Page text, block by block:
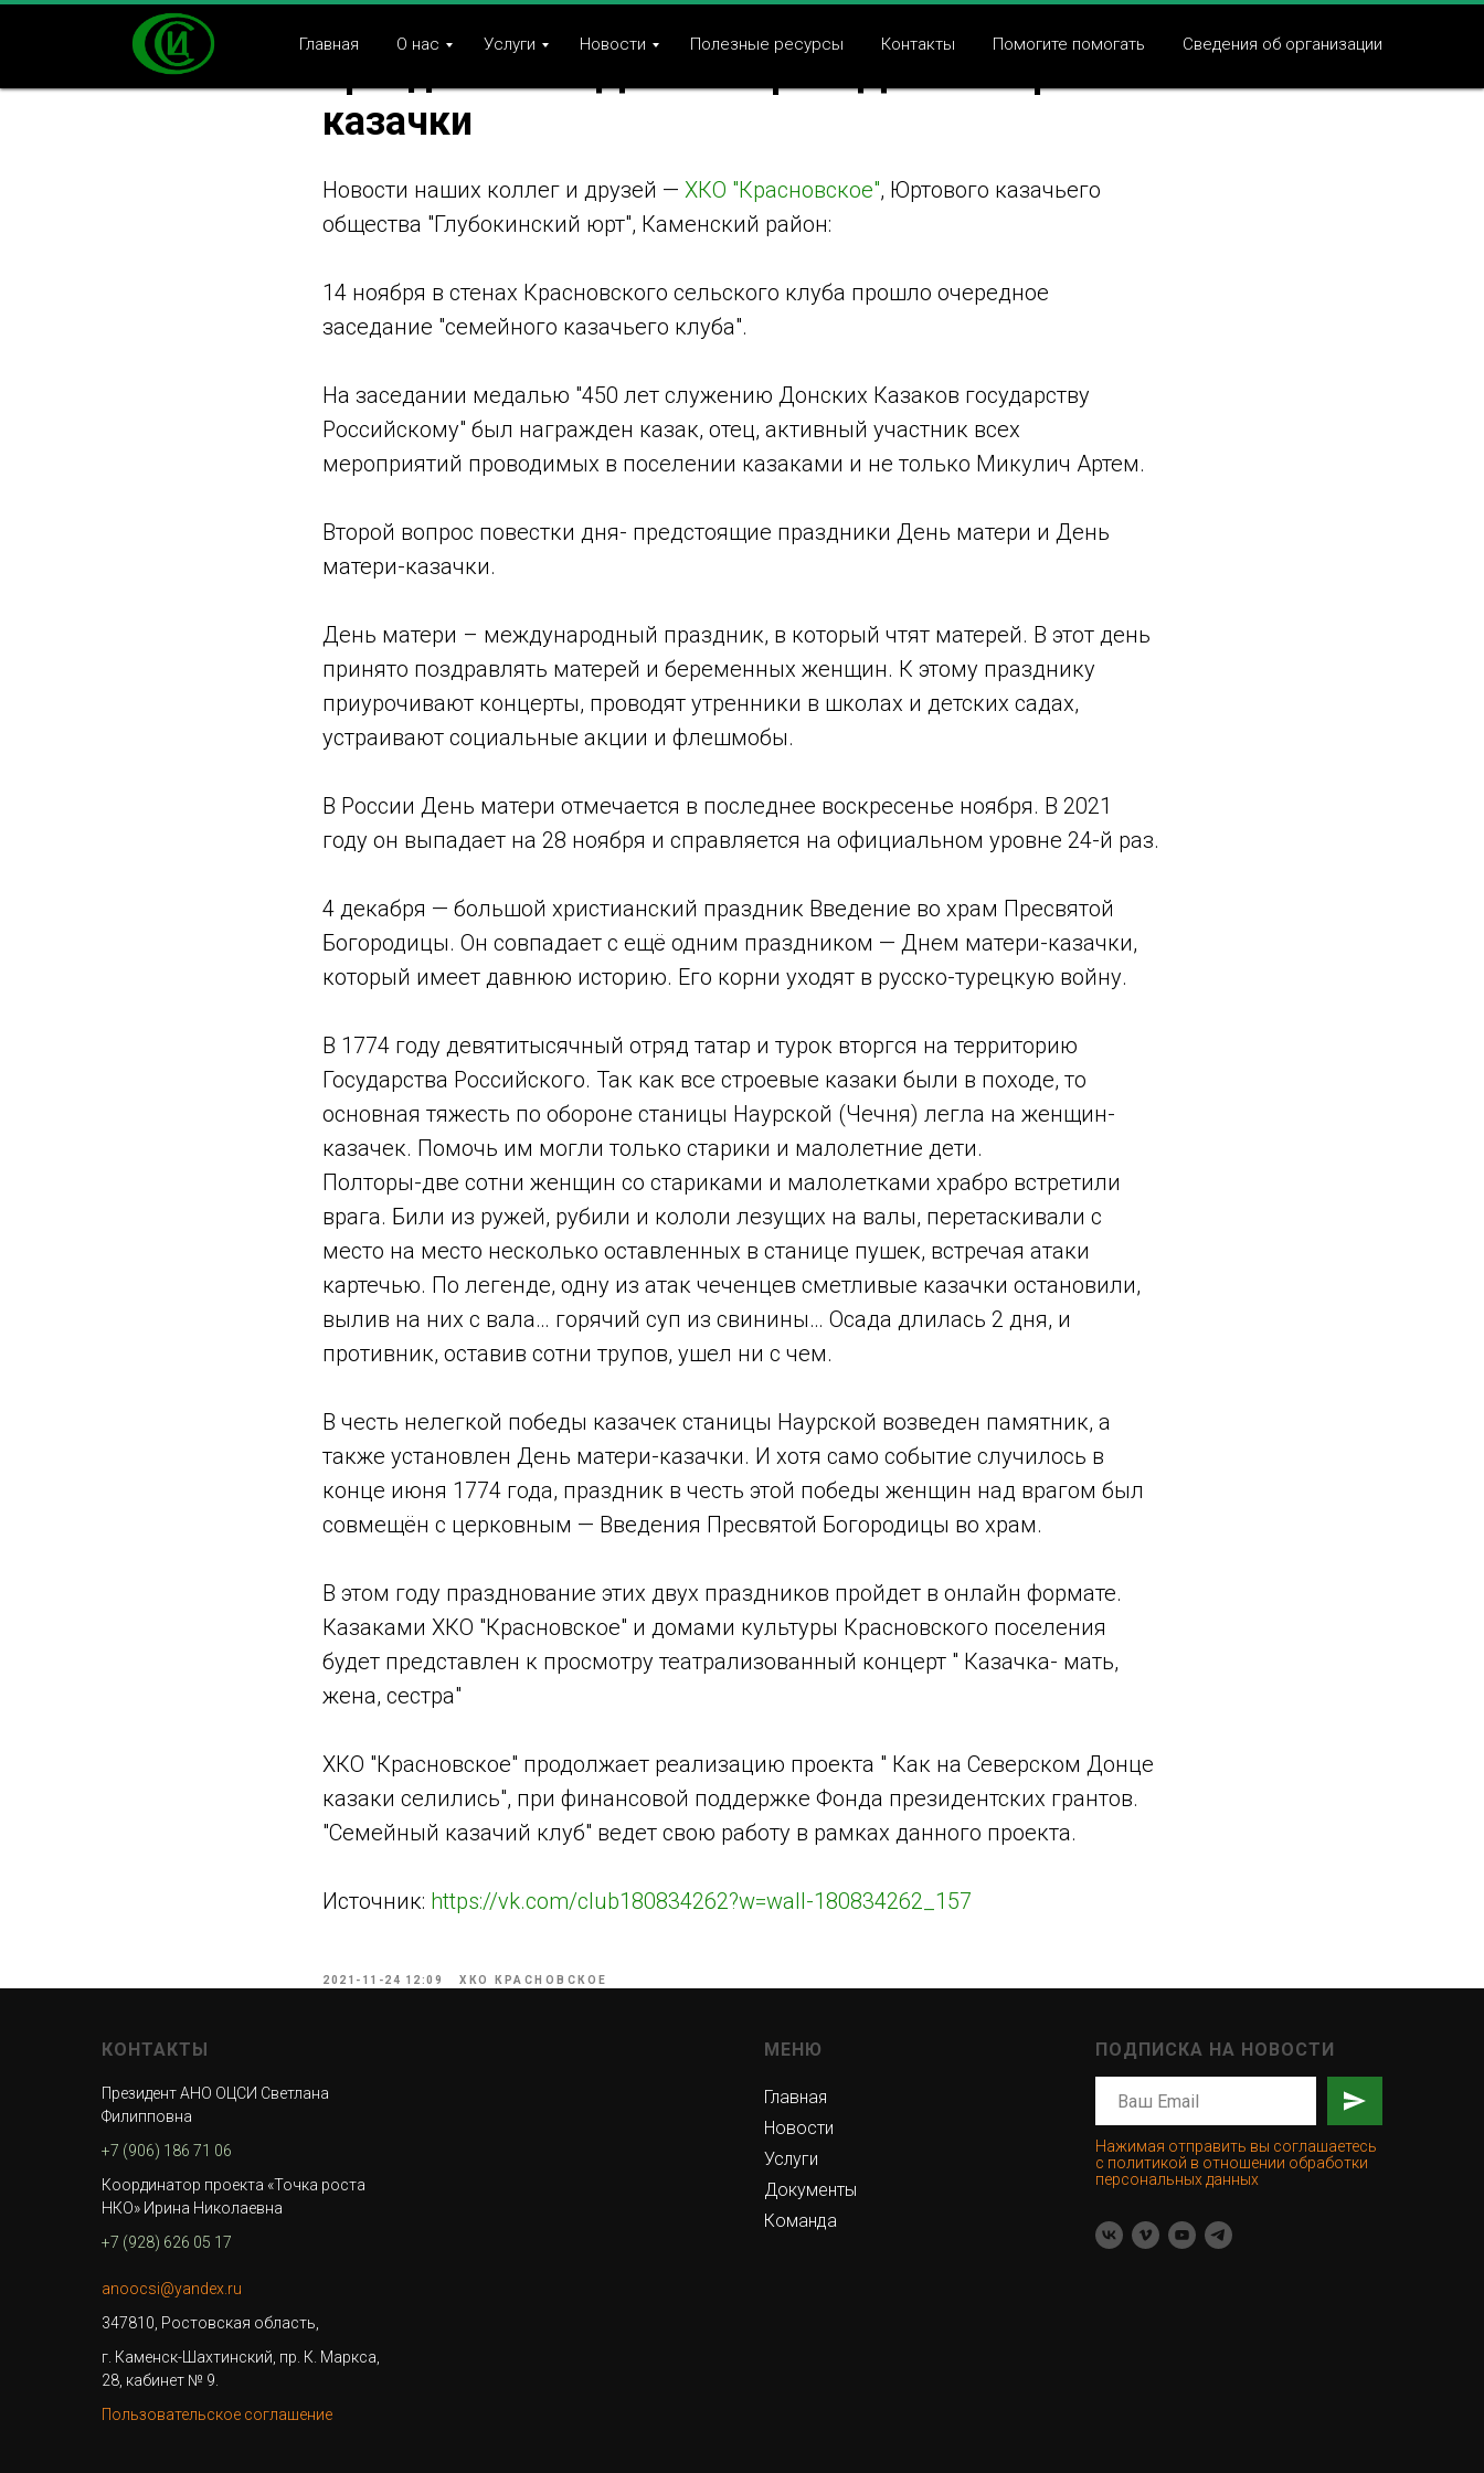
Главная О нас Услуги Новости Полезные ресурсы Контакты Помогите помогать Сведения об организации
казачки
Новости наших коллег и друзей — ХКО "Красновское", Юртового казачьего
общества "Глубокинский юрт", Каменский район:
14 ноября в стенах Красновского сельского клуба прошло очередное
заседание "семейного казачьего клуба".
На заседании медалью "450 лет служению Донских Казаков государству
Российскому" был награжден казак, отец, активный участник всех
мероприятий проводимых в поселении казаками и не только Микулич Артем.
Второй вопрос повестки дня- предстоящие праздники День матери и День
матери-казачки.
День матери – международный праздник, в который чтят матерей. В этот день
принято поздравлять матерей и беременных женщин. К этому празднику
приурочивают концерты, проводят утренники в школах и детских садах,
устраивают социальные акции и флешмобы.
В России День матери отмечается в последнее воскресенье ноября. В 2021
году он выпадает на 28 ноября и справляется на официальном уровне 24-й раз.
4 декабря — большой христианский праздник Введение во храм Пресвятой
Богородицы. Он совпадает с ещё одним праздником — Днем матери-казачки,
который имеет давнюю историю. Его корни уходят в русско-турецкую войну.
В 1774 году девятитысячный отряд татар и турок вторгся на территорию
Государства Российского. Так как все строевые казаки были в походе, то
основная тяжесть по обороне станицы Наурской (Чечня) легла на женщин-
казачек. Помочь им могли только старики и малолетние дети.
Полторы-две сотни женщин со стариками и малолетками храбро встретили
врага. Били из ружей, рубили и кололи лезущих на валы, перетаскивали с
место на место несколько оставленных в станице пушек, встречая атаки
картечью. По легенде, одну из атак чеченцев сметливые казачки остановили,
вылив на них с вала… горячий суп из свинины… Осада длилась 2 дня, и
противник, оставив сотни трупов, ушел ни с чем.
В честь нелегкой победы казачек станицы Наурской возведен памятник, а
также установлен День матери-казачки. И хотя само событие случилось в
конце июня 1774 года, праздник в честь этой победы женщин над врагом был
совмещён с церковным — Введения Пресвятой Богородицы во храм.
В этом году празднование этих двух праздников пройдет в онлайн формате.
Казаками ХКО "Красновское" и домами культуры Красновского поселения
будет представлен к просмотру театрализованный концерт " Казачка- мать,
жена, сестра"
ХКО "Красновское" продолжает реализацию проекта " Как на Северском Донце
казаки селились", при финансовой поддержке Фонда президентских грантов.
"Семейный казачий клуб" ведет свою работу в рамках данного проекта.
Источник: https://vk.com/club180834262?w=wall-180834262_157
2021-11-24 12:09 ХКО КРАСНОВСКОЕ
КОНТАКТЫ
Президент АНО ОЦСИ Светлана
Филипповна
+7 (906) 186 71 06
Координатор проекта «Точка роста
НКО» Ирина Николаевна
+7 (928) 626 05 17
anoocsi@yandex.ru
347810, Ростовская область,
г. Каменск-Шахтинский, пр. К. Маркса,
28, кабинет № 9.
Пользовательское соглашение
МЕНЮ
Главная
Новости
Услуги
Документы
Команда
ПОДПИСКА НА НОВОСТИ
Нажимая отправить вы соглашаетесь
с политикой в отношении обработки
персональных данных